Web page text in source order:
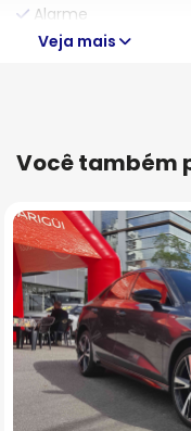
Alarme
Veja mais
Você também